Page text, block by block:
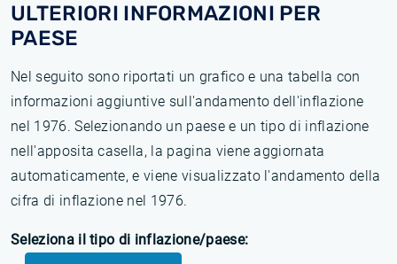
ULTERIORI INFORMAZIONI PER
PAESE
Nel seguito sono riportati un grafico e una tabella con
informazioni aggiuntive sull'andamento dell'inflazione
nel 1976. Selezionando un paese e un tipo di inflazione
nell'apposita casella, la pagina viene aggiornata
automaticamente, e viene visualizzato l'andamento della
cifra di inflazione nel 1976.
Seleziona il tipo di inflazione/paese: